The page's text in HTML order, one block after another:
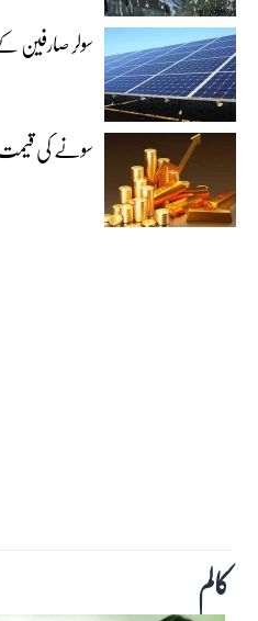
سولر صارفین
سونے کی
کالم